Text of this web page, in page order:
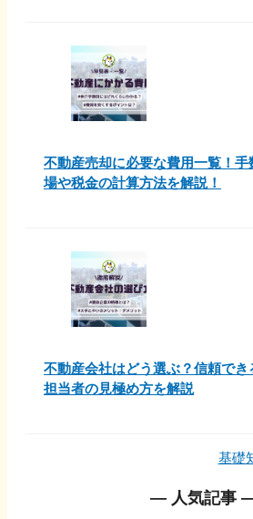
不動産売却に必要な費用一覧！手
場や税金の計算方法を解説！
不動産会社はどう選ぶ？信頼でき
担当者の見極め方を解説
基礎
― 人気記事